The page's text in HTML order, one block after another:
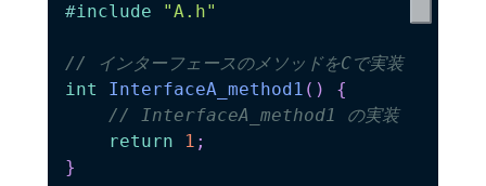
#include "A.h"
// インターフェースのメソッドをCで実装
int
InterfaceA_method1 ( )
{
// InterfaceA_method1 の実装
return
1 ;
}